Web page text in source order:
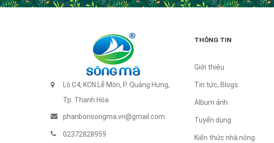
Lô C4, KCN Lễ Môn, P. Quảng Hưng,
Tp. Thanh Hóa
phanbonsongma.vn@gmail.com
02372828959
THÔNG TIN
Giới thiệu
Tin tức, Blogs
Album ảnh
Tuyển dụng
Kiến thức nhà nông